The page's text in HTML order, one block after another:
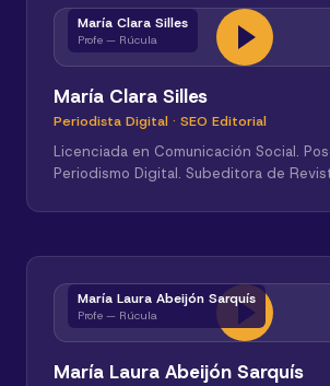
María Clara Silles
Profe — Rúcula
María Clara Silles
Periodista Digital · SEO Editorial
Licenciada en Comunicación Social.
Periodismo Digital. Subeditora de
María Laura Abeijón Sarquís
Profe — Rúcula
María Laura Abeijón Sarquís